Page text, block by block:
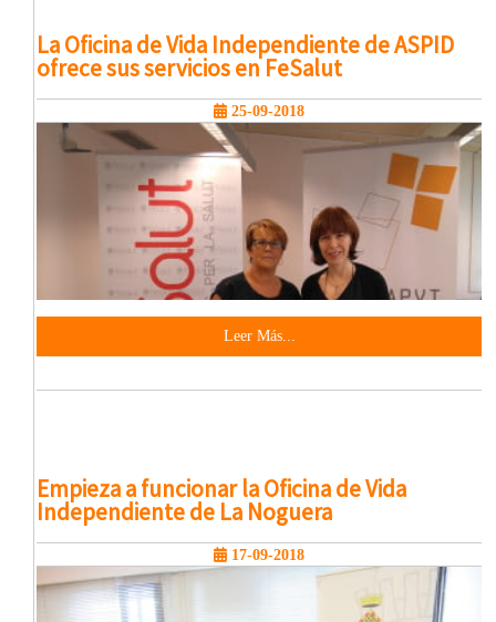
La Oficina de Vida Independiente de ASPID
ofrece sus servicios en FeSalut
25-09-2018
Leer Más...
Empieza a funcionar la Oficina de Vida
Independiente de La Noguera
17-09-2018